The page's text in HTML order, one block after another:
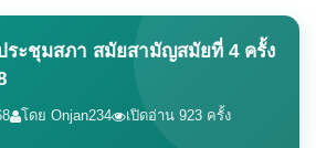
ระชุมสภา สมัยสามัญสมัยที่ 4 ครั้ง
โดย Onjan234 เปิดอ่าน 923 ครั้ง